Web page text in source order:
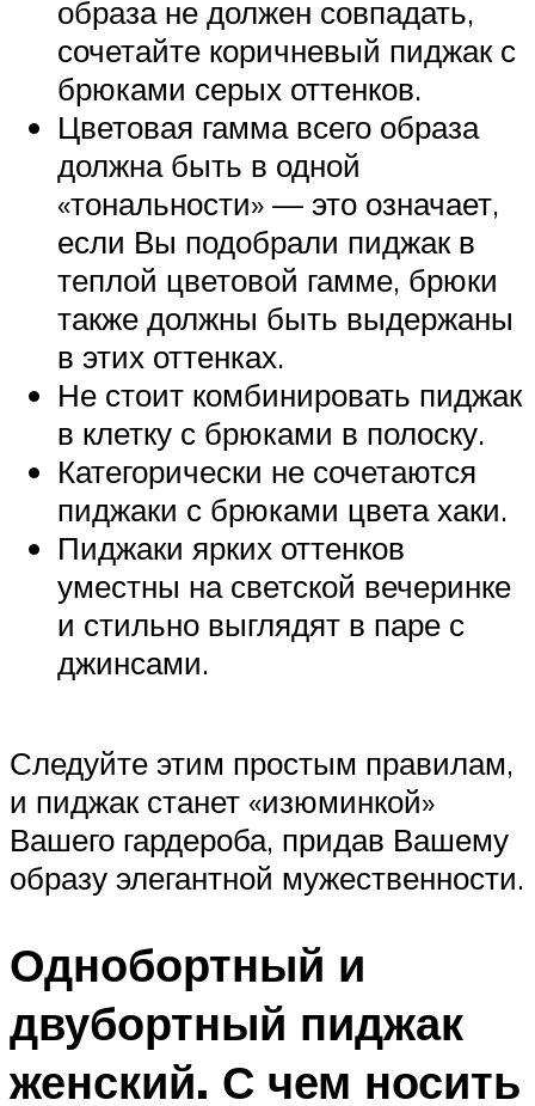
образа не должен совпадать,
сочетайте коричневый пиджак с
брюками серых оттенков.
Цветовая гамма всего образа
должна быть в одной
«тональности» — это означает,
если Вы подобрали пиджак в
теплой цветовой гамме, брюки
также должны быть выдержаны
в этих оттенках.
Не стоит комбинировать пиджак
в клетку с брюками в полоску.
Категорически не сочетаются
пиджаки с брюками цвета хаки.
Пиджаки ярких оттенков
уместны на светской вечеринке
и стильно выглядят в паре с
джинсами.
Следуйте этим простым правилам,
и пиджак станет «изюминкой»
Вашего гардероба, придав Вашему
образу элегантной мужественности.
Однобортный и
двубортный пиджак
женский. С чем носить